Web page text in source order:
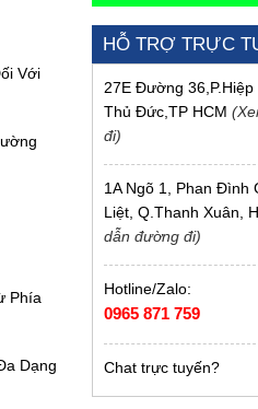
Với
Phía
Dạng
HỖ TRỢ TRỰC
27E Đường
Thủ Đức,TP HCM
đi)
1A Ngõ 1, Phan Đình
Liệt, Q.Thanh Xuân,
dẫn đường đi)
Hotline/Zalo:
0965 871 759
Chat trực tuyến?